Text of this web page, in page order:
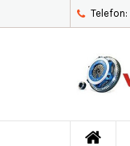
Telefon: